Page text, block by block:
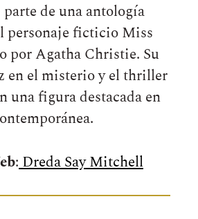
de una antología
personaje ficticio Miss
por Agatha Christie. Su
en el misterio y el thriller
una figura destacada en
:Dreda Say Mitchell